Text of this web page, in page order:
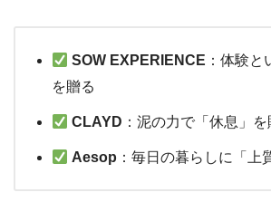
SOW EXPERIENCE ：体験と
を贈る
CLAYD ：泥の力で「休息」を
Aesop ：毎日の暮らしに「上